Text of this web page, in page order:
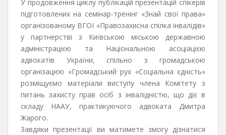
У продовження циклу публікацій презентацій спікерів
підготовлених на семінар-тренінг «Знай свої права»
організованому ВГОІ «Правозахисна спілка інвалідів»
у партнерстві з Київською міською державною
адміністрацією та Національною асоціацією
адвокатів України, спільно з громадською
організацією «Громадський рух «Соціальна єдність»
розміщуємо матеріали виступу члена Комітету з
питань захисту прав осіб з інвалідністю, що діє в
складу НААУ, практикуючого адвоката Дмитра
Жарого.
Завдяки презентації ви матимете змогу дізнатися